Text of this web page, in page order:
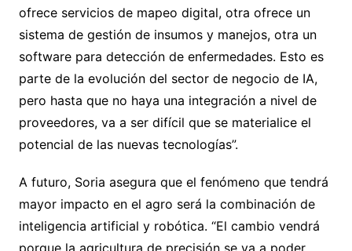
ofrece servicios de mapeo digital, otra ofrece un
sistema de gestión de insumos y manejos, otra un
software para detección de enfermedades. Esto es
parte de la evolución del sector de negocio de IA,
pero hasta que no haya una integración a nivel de
proveedores, va a ser difícil que se materialice el
potencial de las nuevas tecnologías”.
A futuro, Soria asegura que el fenómeno que tendrá
mayor impacto en el agro será la combinación de
inteligencia artificial y robótica. “El cambio vendrá